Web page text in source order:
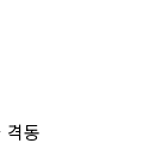
격동